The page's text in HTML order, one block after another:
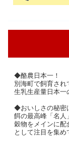
◆酪農日本一！
別海町で飼育され
生乳生産量日本一
◆おいしさの秘密
餌の最高峰「名人
穀物をメインに配
として注目を集め